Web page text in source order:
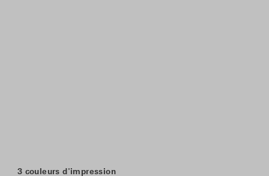
3 couleurs d'impression